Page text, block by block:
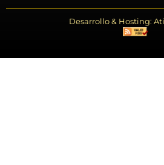
Desarrollo & Hosting: